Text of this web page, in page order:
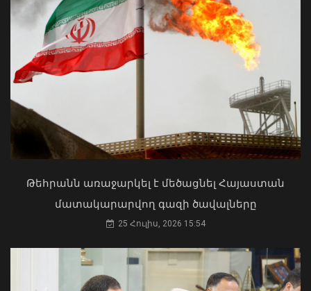
Վթար Լոռու մարզում․ փրկարարները
վարորդին դուրս են բերել
արգելափակումից
Մկրտության արարողությունից հետո
Արտաշատում 14 մարդ թունավորման
ախտանիշներով դիմել է ԲԿ. ՀՎԿԱԿ
02 Օգոստոս, 2026 15:06
Թեհրանն առաջարկել է մեծացնել Հայաստան
մատակարարվող գազի ծավալները
25 Հուլիս, 2026 15:54